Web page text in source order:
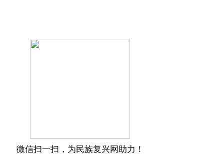
微信扫一扫，为民族复兴网助力！